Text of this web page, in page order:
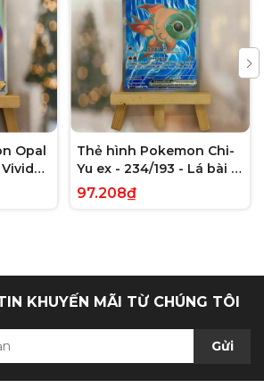
Opal
Vivid
tiếng
Thẻ hình Pokemon Chi-
Yu ex - 234/193 - Lá bài lẻ
Paldea Evolved Full Art
Secret Rare tiếng Anh
97.208₫
KHUYẾN MÃI TỪ CHÚNG TÔI
Gửi